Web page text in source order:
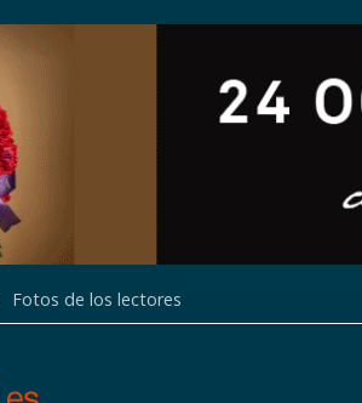
Fotos de los lectores